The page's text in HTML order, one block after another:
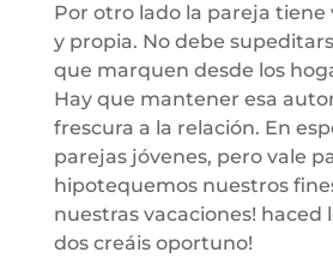
Por otro lado la pareja
y propia. No debe
que marquen desde los
Hay que mantener esa
frescura a la relación. En
parejas jóvenes, pero vale
hipotequemos nuestros
nuestras vacaciones! haced
dos creáis oportuno!